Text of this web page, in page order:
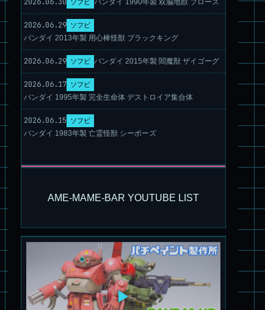
ソフビ
2026.06.29 ソフビ
バンダイ 2013年製 用心棒怪獣 ブラックキング
2026.06.29 ソフビ バンダイ 2015年製 閻魔獣 ザイゴーグ
2026.06.17 ソフビ
バンダイ 1995年製 完全生命体 デストロイア集合体
2026.06.15 ソフビ
バンダイ 1983年製 亡霊怪獣 シーボーズ
AME-MAME-BAR YOUTUBE LIST
パチ組★WAVE 1/35 マーシィドッグ & ストライクドッグ